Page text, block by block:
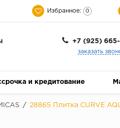
Избранное: 0
+7 (925)
заказать
и кредитование
/ 28865 Плитка CURVE